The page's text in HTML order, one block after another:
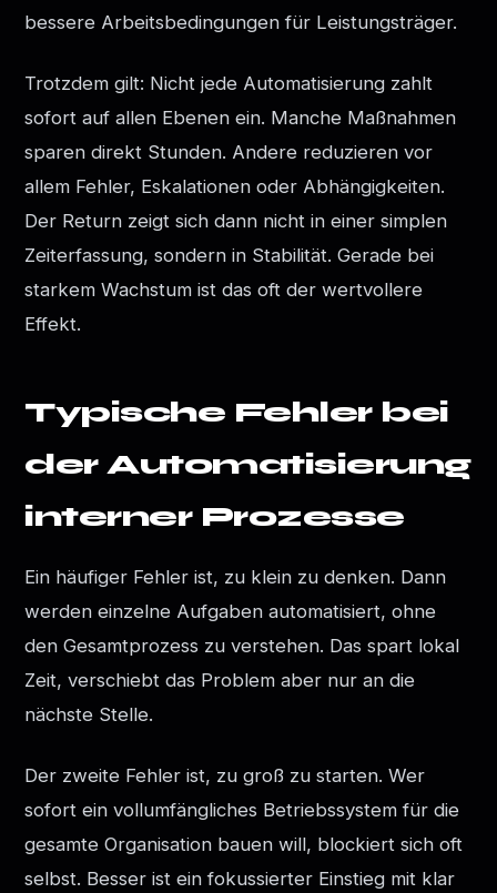
bessere Arbeitsbedingungen für Leistungsträger.
Trotzdem gilt: Nicht jede Automatisierung zahlt
sofort auf allen Ebenen ein. Manche Maßnahmen
sparen direkt Stunden. Andere reduzieren vor
allem Fehler, Eskalationen oder Abhängigkeiten.
Der Return zeigt sich dann nicht in einer simplen
Zeiterfassung, sondern in Stabilität. Gerade bei
starkem Wachstum ist das oft der wertvollere
Effekt.
Typische Fehler bei
der Automatisierung
interner Prozesse
Ein häufiger Fehler ist, zu klein zu denken. Dann
werden einzelne Aufgaben automatisiert, ohne
den Gesamtprozess zu verstehen. Das spart lokal
Zeit, verschiebt das Problem aber nur an die
nächste Stelle.
Der zweite Fehler ist, zu groß zu starten. Wer
sofort ein vollumfängliches Betriebssystem für die
gesamte Organisation bauen will, blockiert sich oft
selbst. Besser ist ein fokussierter Einstieg mit klar